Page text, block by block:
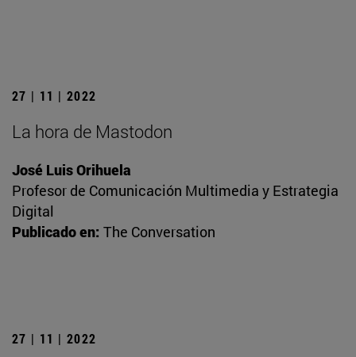
27 | 11 | 2022
La hora de Mastodon
José Luis Orihuela
Profesor de Comunicación Multimedia y Estrategia
Digital
Publicado en: The Conversation
27 | 11 | 2022